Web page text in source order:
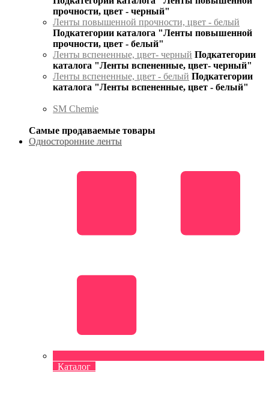
прочности, цвет - черный"
Ленты повышенной прочности, цвет - белый
Подкатегории каталога "Ленты повышенной
прочности, цвет - белый"
Ленты вспененные, цвет- черный Подкатегории
каталога "Ленты вспененные, цвет- черный"
Ленты вспененные, цвет - белый Подкатегории
каталога "Ленты вспененные, цвет - белый"
SM Chemie
Самые продаваемые товары
Односторонние ленты
Каталог